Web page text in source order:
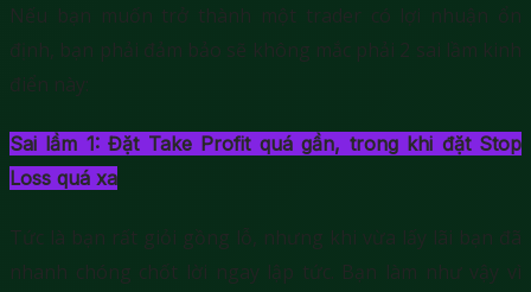
Nếu bạn muốn trở thành một trader có lợi nhuận ổn
định, bạn phải đảm bảo sẽ không mắc phải 2 sai lầm kinh
điển này:
Sai lầm 1: Đặt Take Profit quá gần, trong khi đặt Stop
Loss quá xa
Tức là bạn rất giỏi gồng lỗ, nhưng khi vừa lấy lãi bạn đã
nhanh chóng chốt lời ngay lập tức. Bạn làm như vậy vì